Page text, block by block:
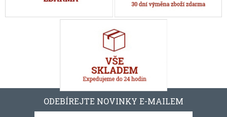
ODEBÍREJTE NOVINKY E-MAILEM